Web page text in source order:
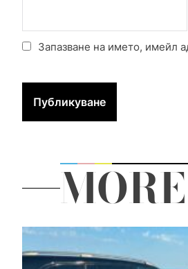
Запазване на името, имейл